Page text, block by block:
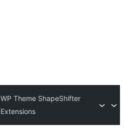
WP Theme ShapeShifter
Extensions